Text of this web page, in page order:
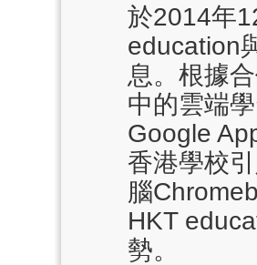
於2014年
education
息。根據
中的雲端
Google
香港學校
腦
HKT e
勢。